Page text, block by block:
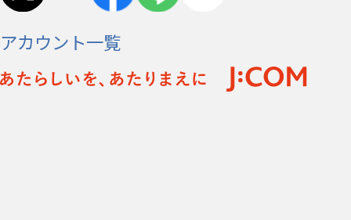
アカウント一覧